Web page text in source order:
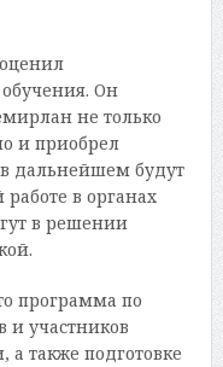
Он
не только
и приобрел
дальнейшем будут
работе в органах
в решении
программа по
и участников
также подготовке